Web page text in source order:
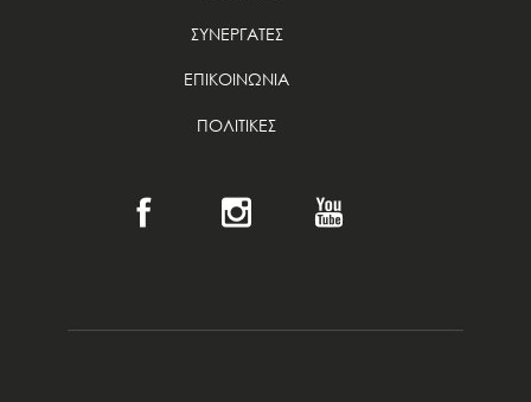
ΣΥΝΕΡΓΑΤΕΣ
ΕΠΙΚΟΙΝΩΝΙΑ
ΠΟΛΙΤΙΚΕΣ